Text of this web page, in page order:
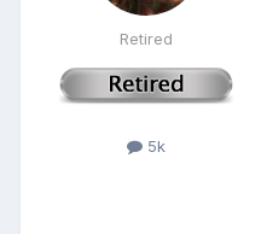
Retired
5k